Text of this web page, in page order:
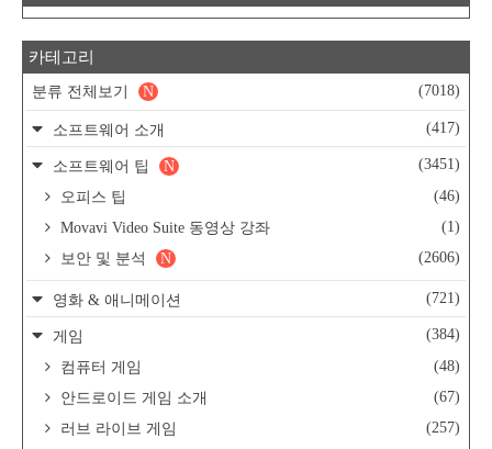
카테고리
분류 전체보기 (7018)
N
소프트웨어 소개 (417)
소프트웨어 팁 (3451)
N
오피스 팁
(46)
Movavi Video Suite 동영상 강좌
(1)
보안 및 분석
(2606)
N
영화 & 애니메이션 (721)
게임
(384)
컴퓨터 게임
(48)
안드로이드 게임 소개
(67)
러브 라이브 게임
(257)